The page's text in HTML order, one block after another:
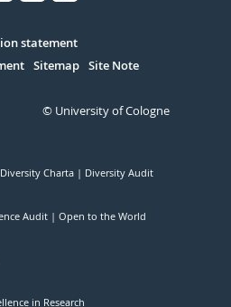
statement
Sitemap Site Note
© University of Cologne
Diversity Charta Diversity Audit
Audit Open to the World
in Research